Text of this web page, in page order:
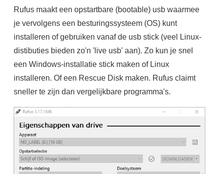
Rufus maakt een opstartbare (bootable) usb waarmee
je vervolgens een besturingssysteem (OS) kunt
installeren of gebruiken vanaf de usb stick (veel Linux-
distibuties bieden zo'n 'live usb' aan). Zo kun je snel
een Windows-installatie stick maken of Linux
installeren. Of een Rescue Disk maken. Rufus claimt
sneller te zijn dan vergelijkbare programma's.